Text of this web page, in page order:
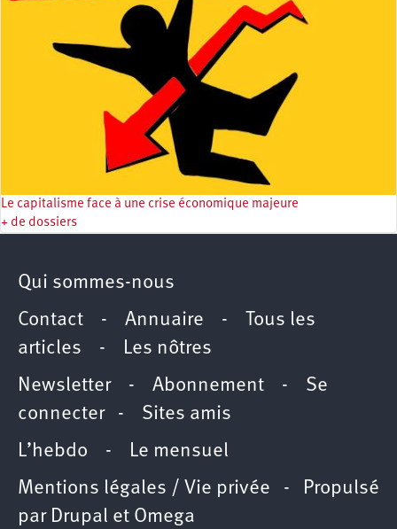
Le capitalisme face à une crise économique majeure
+ de dossiers
Qui sommes-nous
Contact - Annuaire -
Tous les
articles - Les nôtres
Newsletter- Abonnement - Se
connecter- Sites amis
L’hebdo - Le mensuel
Mentions légales / Vie privée - Propulsé
par Drupal et Omega